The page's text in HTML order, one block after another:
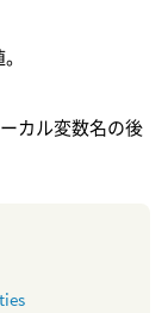
カル変数名の後